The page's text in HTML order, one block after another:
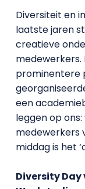
Diversiteit en
laatste jaren
creatieve
prominentere
een
leggen op
medewerkers
middag is het
Diversity